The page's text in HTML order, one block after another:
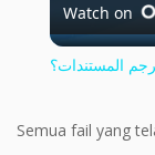
Watch on
المستندات؟
Semua fail yang